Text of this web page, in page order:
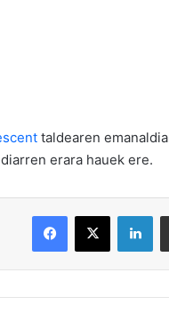
taldearen
erara hauek ere.